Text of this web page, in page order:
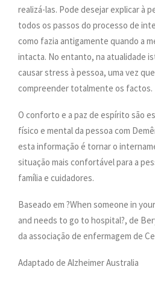
realizá-las. Pode desejar explicar à
todos os passos do processo de
como fazia antigamente quando a
intacta. No entanto, na atualidade
causar stress à pessoa, uma vez
compreender totalmente os factos.
O conforto e a paz de espírito são
físico e mental da pessoa com
esta informação é tornar o
situação mais confortável para a
família e cuidadores.
Baseado em ?When someone in
and needs to go to hospital?, de
da associação de enfermagem de
Adaptado de Alzheimer Australia